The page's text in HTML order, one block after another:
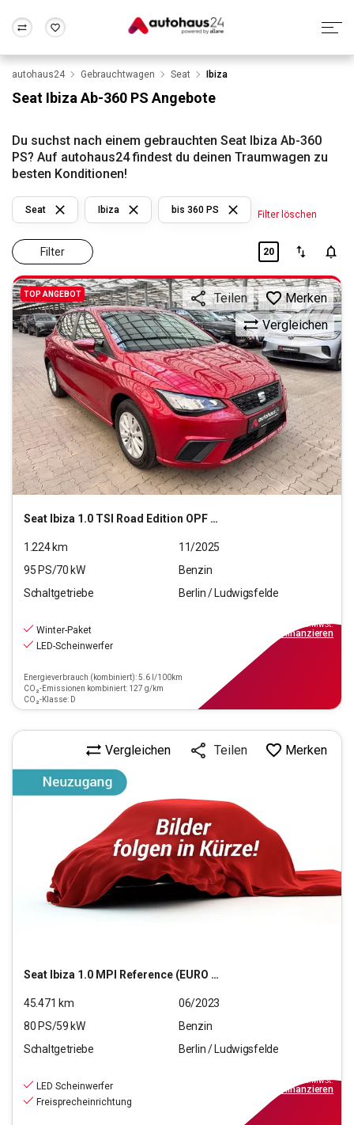
Wir bewerten dein Auto
Alle Fragen & Antworten
Rund um die Inzahlungnahme
Frankfurt Wuppertal
autohaus24 Gebrauchtwagen Seat Ibiza
Seat Ibiza Ab-360 PS Angebote
Du suchst nach einem gebrauchten Seat Ibiza Ab-360
PS? Auf autohaus24 findest du deinen Traumwagen zu
besten Konditionen!
Filter
Seat Ibiza bis 360 PS Filter löschen
20
TOP ANGEBOT
Seat Ibiza 1.0 TSI Road Edition OPF (EURO 6e)
Vergleichen
Teilen Merken
1.224km
11/2025
95 PS/70 kW
Benzin
Schaltgetriebe
Berlin / Ludwigsfelde
Winter-Paket
LED-Scheinwerfer
Energieverbrauch (kombiniert): 5.6 l/100km
CO₂-Emissionen kombiniert: 127 g/km
CO₂-Klasse: D
inkl.MwSt.
finanzieren
Seat Ibiza 1.0 MPI Reference (EURO 6d)
Vergleichen Teilen Merken
45.471 km
06/2023
80 PS/59 kW
Benzin
Schaltgetriebe
Berlin / Ludwigsfelde
LED Scheinwerfer
Freisprecheinrichtung
inkl.MwSt.
finanzieren